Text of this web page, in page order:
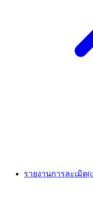
รายงานการละเมิด